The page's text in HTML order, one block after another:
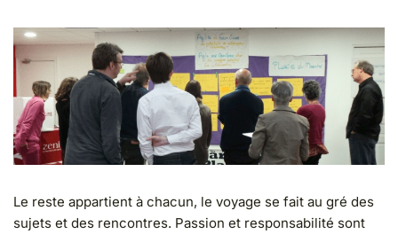
Le reste appartient à chacun, le voyage se fait au gré des
sujets et des rencontres. Passion et responsabilité sont